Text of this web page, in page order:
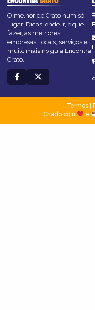
O melhor de Crato num só
lugar! Dicas, onde ir, o que
fazer, as melhores
empresas, locais, serviços e
muito mais no guia Encontra
Crato.
Termos|
Criado com
e